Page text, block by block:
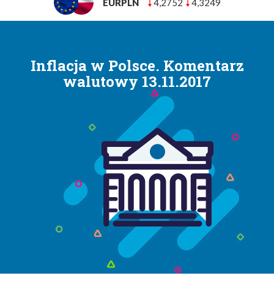
USDPLN
Inflacja w Polsce. Komentarz
walutowy 13.11.2017